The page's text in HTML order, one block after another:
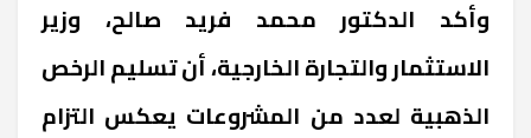
وأكد الدكتور محمد فريد صالح، وزير
الاستثمار والتجارة الخارجية، أن تسليم الرخص
الذهبية لعدد من المشروعات يعكس التزام